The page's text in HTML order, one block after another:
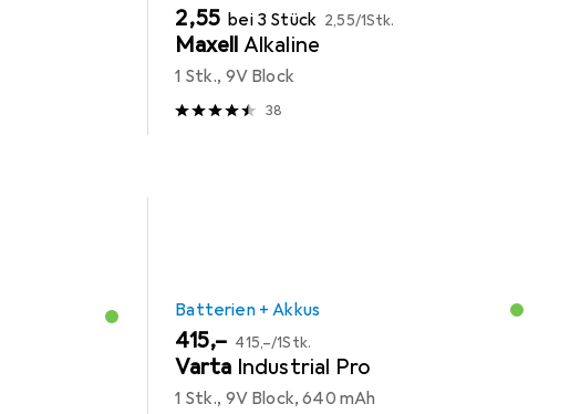
EUR
2,55 bei 3 Stück EUR
2,55/1Stk.
Maxell Alkaline
1 Stk., 9V Block
38
Batterien + Akkus
EUR
415,– EUR
415,–/1Stk.
Varta Industrial Pro
1 Stk., 9V Block, 640 mAh